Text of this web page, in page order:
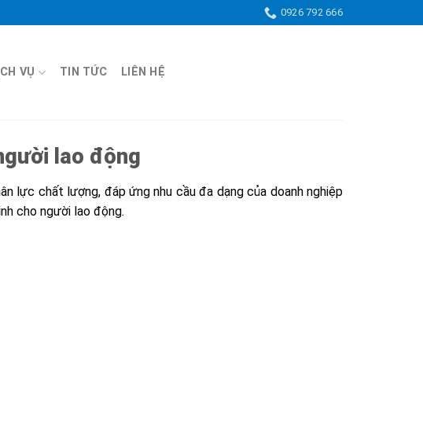
0926 792 666
VỤ TIN TỨC LIÊN HỆ
lao động
lực chất lượng, đáp ứng nhu cầu đa dạng của doanh nghiệp
cho người lao động.